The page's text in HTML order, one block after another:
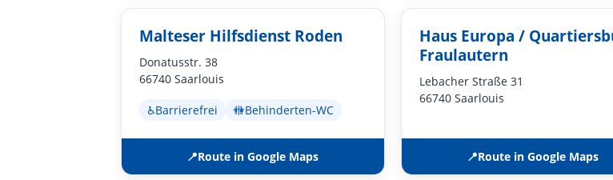
Malteser Hilfsdienst Roden
Donatusstr. 38
66740 Saarlouis
♿Barrierefrei 🚻Behinderten-WC
📍Route in Google Maps
Haus Europa /
Fraulautern
Lebacher Straße 31
66740 Saarlouis
📍Route in Google Maps